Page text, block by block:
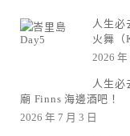
人生必
火舞（
2026 年
人生必
廟 Finns 海邊酒吧！
2026 年 7 月 3 日